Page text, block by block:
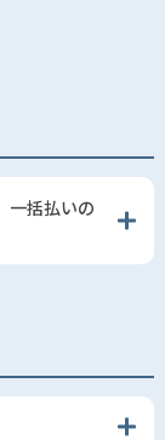
一括払いの